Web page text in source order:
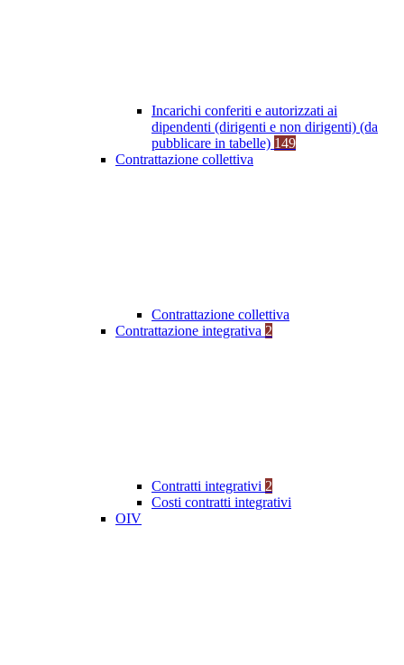
Incarichi conferiti e autorizzati ai
dipendenti (dirigenti e non dirigenti) (da
pubblicare in tabelle) 149
Contrattazione collettiva
Contrattazione collettiva
Contrattazione integrativa 2
Contratti integrativi 2
Costi contratti integrativi
OIV